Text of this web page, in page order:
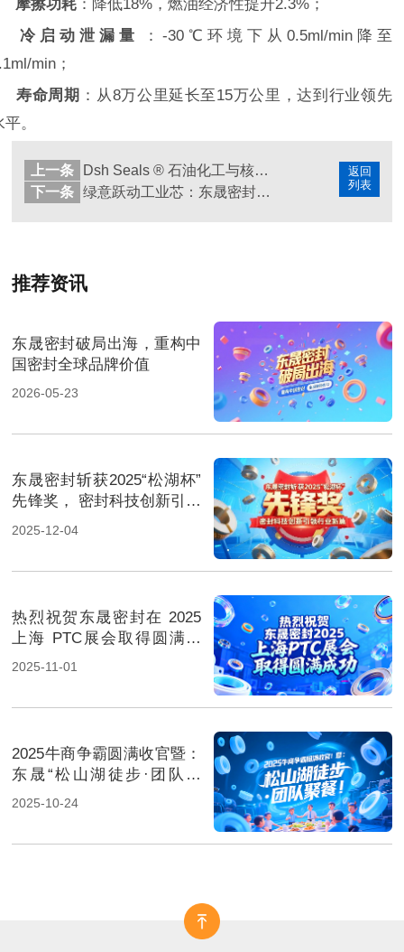
摩擦功耗 ‌：降低18%，燃油经济性提升2.3%‌；
冷启动泄漏量
‌：-30℃环境下从0.5ml/min降至
min‌；
寿命周期 ‌：从8万公里延长至15万公里，达到行业领先
平‌。
返回
列表
上一条
Dsh Seals ® 石油化工与核电案例丨四氟密封圈突发泄漏如何止损并更换？
下一条
绿意跃动工业芯：东晟密封圈的植树节生态宣言！
推荐资讯
东晟密封破局出海，重构中
国密封全球品牌价值
2026-05-23
东晟密封斩获2025“松湖杯”
先锋奖， 密封科技创新引领
行业新篇！
2025-12-04
热烈祝贺东晟密封在 2025
上海 PTC展会取得圆满成
功！
2025-11-01
2025牛商争霸圆满收官暨：
东晟“松山湖徒步·团队聚
餐”！
2025-10-24